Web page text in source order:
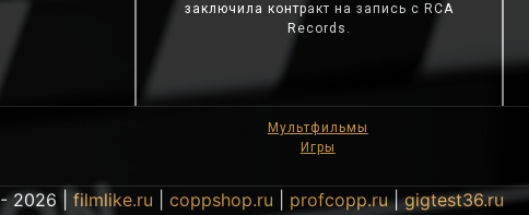
заключила контракт на запись с RCA
Records.
Мультфильмы
Игры
2026 | filmlike.ru coppshop.ru profcopp.ru|gigtest36.ru